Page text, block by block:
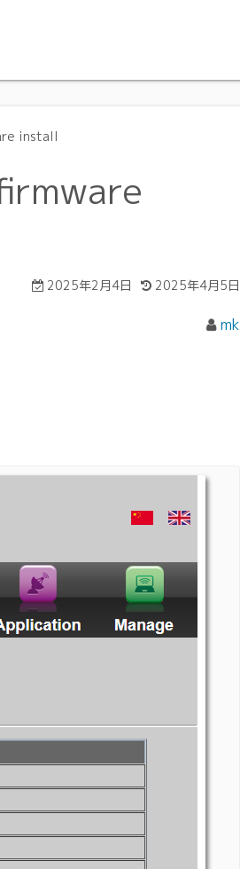
install
2025年2月4日 2025年4月5日
mk